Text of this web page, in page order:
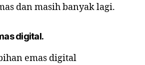
dan masih banyak lagi.
digital.
emas digital